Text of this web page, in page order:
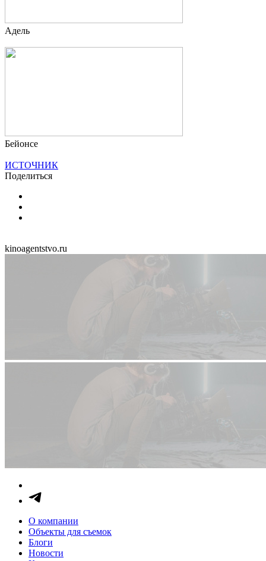
Адель
Бейонсе
ИСТОЧНИК
Поделиться
kinoagentstvo.ru
О компании
Объекты для съемок
Блоги
Новости